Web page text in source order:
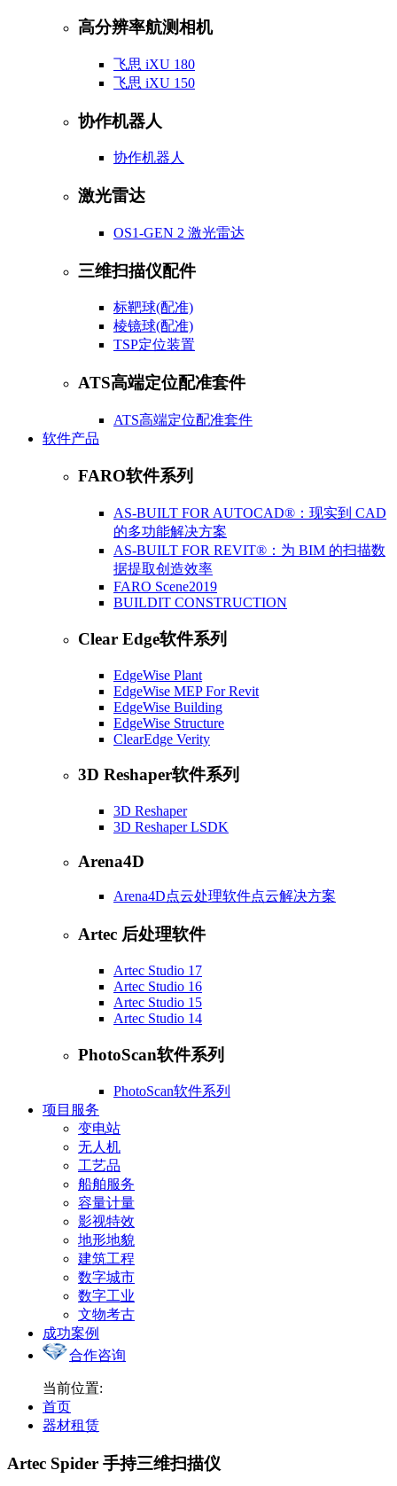
高分辨率航测相机
飞思 iXU 180
飞思 iXU 150
协作机器人
协作机器人
激光雷达
OS1-GEN 2 激光雷达
三维扫描仪配件
标靶球(配准)
棱镜球(配准)
​TSP定位装置
ATS高端定位配准套件
ATS高端定位配准套件
软件产品
FARO软件系列
AS-BUILT FOR AUTOCAD®：现实到 CAD
的多功能解决方案
AS-BUILT FOR REVIT®：为 BIM 的扫描数
据提取创造效率
FARO Scene2019
BUILDIT CONSTRUCTION
Clear Edge软件系列
EdgeWise Plant
EdgeWise MEP For Revit
EdgeWise Building
EdgeWise Structure
ClearEdge Verity
3D Reshaper软件系列
3D Reshaper
3D Reshaper LSDK
Arena4D
Arena4D点云处理软件点云解决方案
Artec 后处理软件
Artec Studio 17
Artec Studio 16
Artec Studio 15
Artec Studio 14
PhotoScan软件系列
PhotoScan软件系列
项目服务
变电站
无人机
工艺品
船舶服务
容量计量
影视特效
地形地貌
建筑工程
数字城市
数字工业
文物考古
成功案例
合作咨询
当前位置:
首页
器材租赁
Artec Spider 手持三维扫描仪